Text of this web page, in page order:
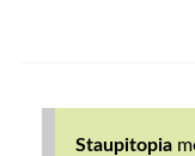
Staupitopia